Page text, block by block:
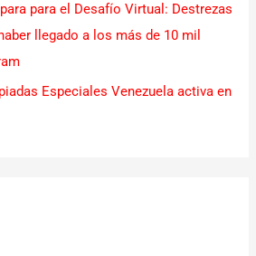
para el Desafío Virtual: Destrezas
llegado a los más de 10 mil
Especiales Venezuela activa en